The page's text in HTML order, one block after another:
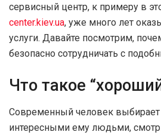
сервисный центр, к примеру в
center.kiev.ua, уже много лет
услуги. Давайте посмотрим,
безопасно сотрудничать с
Что такое
Современный человек
интересными ему людьми,